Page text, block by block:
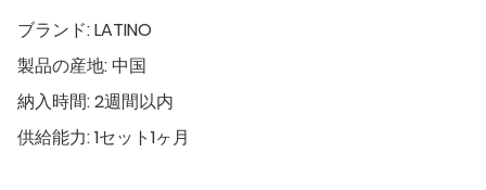
ブランド:LATINO
製品の産地: 中国
納入時間:2週間以内
供給能力:1セット1ヶ月